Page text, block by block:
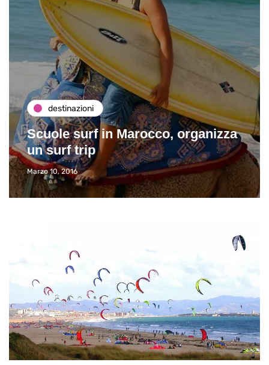
destinazioni
Scuole surf in Marocco, organizza
un surf trip
Marzo 10, 2016